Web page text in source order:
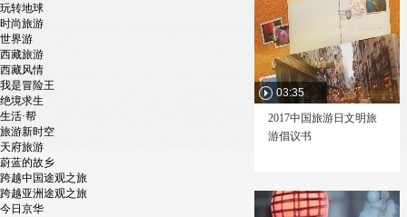
玩转地球
时尚旅游
世界游
西藏旅游
西藏风情
我是冒险王
绝境求生
生活·帮
旅游新时空
天府旅游
蔚蓝的故乡
跨越中国途观之旅
跨越亚洲途观之旅
今日京华
03:35
2017中国旅游日文明旅
游倡议书